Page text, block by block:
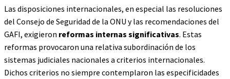
Las disposiciones internacionales, en especial las resoluciones
del Consejo de Seguridad de la ONU y las recomendaciones del
GAFI, exigieron reformas internas significativas. Estas
reformas provocaron una relativa subordinación de los
sistemas judiciales nacionales a criterios internacionales.
Dichos criterios no siempre contemplaron las especificidades